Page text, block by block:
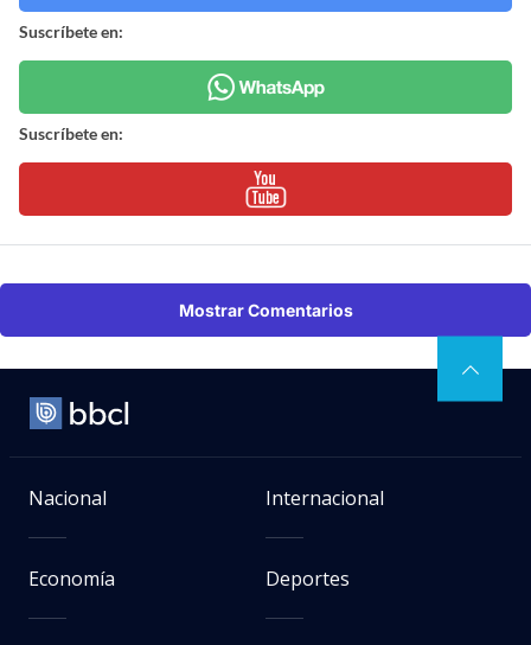
Suscríbete en:
Suscríbete en:
Mostrar Comentarios
Nacional Internacional
Economía Deportes